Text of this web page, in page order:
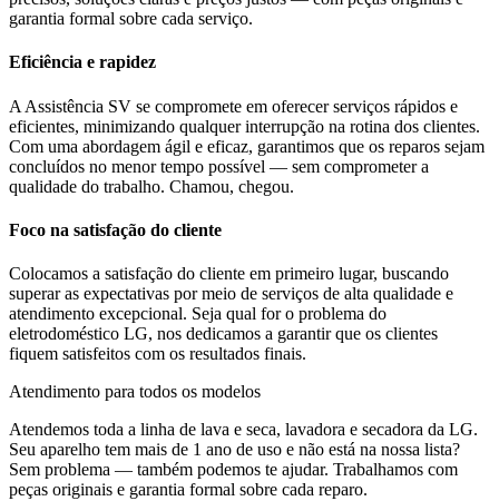
garantia formal sobre cada serviço.
Eficiência e rapidez
A Assistência SV se compromete em oferecer serviços rápidos e
eficientes, minimizando qualquer interrupção na rotina dos clientes.
Com uma abordagem ágil e eficaz, garantimos que os reparos sejam
concluídos no menor tempo possível — sem comprometer a
qualidade do trabalho. Chamou, chegou.
Foco na satisfação do cliente
Colocamos a satisfação do cliente em primeiro lugar, buscando
superar as expectativas por meio de serviços de alta qualidade e
atendimento excepcional. Seja qual for o problema do
eletrodoméstico LG, nos dedicamos a garantir que os clientes
fiquem satisfeitos com os resultados finais.
Atendimento para todos os modelos
Atendemos toda a linha de lava e seca, lavadora e secadora da LG.
Seu aparelho tem mais de 1 ano de uso e não está na nossa lista?
Sem problema — também podemos te ajudar. Trabalhamos com
peças originais e garantia formal sobre cada reparo.